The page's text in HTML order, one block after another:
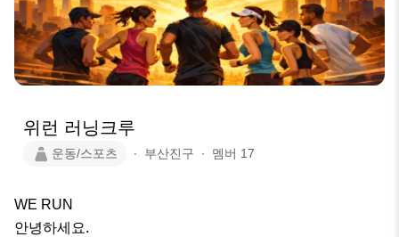
위런 러닝크루
운동/스포츠 ∙ 부산진구 ∙ 멤버 17
WE RUN
안녕하세요.